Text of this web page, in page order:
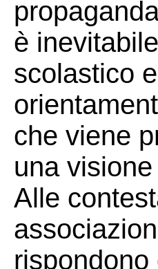
è
scolastico
che viene
una
Alle
rispondono